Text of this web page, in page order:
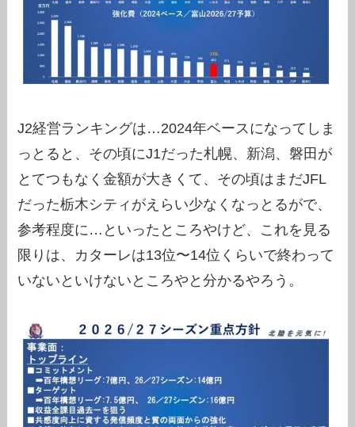
J2経営ランキングは…2024年ベースになってしま
っとると、その頃にJ1だった札幌、新潟、磐田が
とてつもなく金額が大きくて、その頃はまだJFL
だった栃木シティがえらい少なくなっとるがで、
参考程度に…といったところやけど、これを見る
限りは、カターレは13位〜14位くらいで終わって
いないといけないところやと分かるやろう。